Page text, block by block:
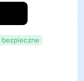
bezpieczne